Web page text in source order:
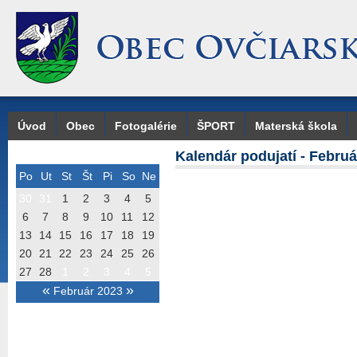
Úvod Obec Fotogalérie ŠPORT Materská škola
Po Ut St Št Pi So Ne
« Február 2023 »
1 2 3 4
5
6
7 8 9 10 11
12
13
14 15 16 17 18
19
20
21 22 23 24 25
26
27
28
Kalendár podujatí -